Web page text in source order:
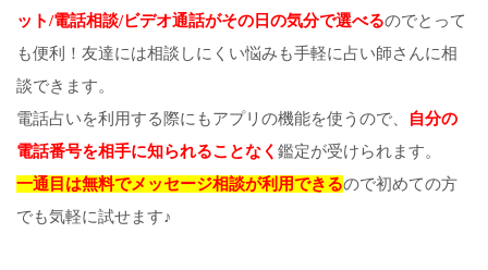
ット/電話相談/ビデオ通話がその日の気分で選べるのでとって
も便利！友達には相談しにくい悩みも手軽に占い師さんに相
談できます。
電話占いを利用する際にもアプリの機能を使うので、
自分の
電話番号を相手に知られることなく 鑑定が受けられます。
一通目は無料でメッセージ相談が利用できるので初めての方
でも気軽に試せます♪